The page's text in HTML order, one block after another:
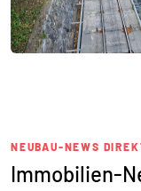
NEUBAU-NEWS
Immobilien-